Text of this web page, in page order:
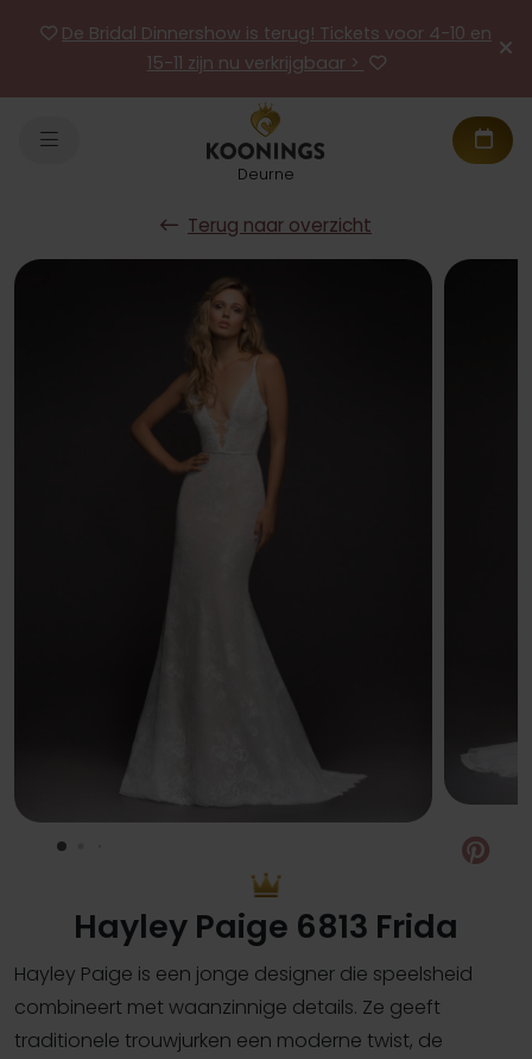
De Bridal Dinnershow is terug! Tickets voor 4-10 en
15-11 zijn nu verkrijgbaar >
Deurne
Terug naar overzicht
Hayley Paige 6813 Frida
Hayley Paige is een jonge designer die speelsheid
combineert met waanzinnige details. Ze geeft
traditionele trouwjurken een moderne twist, de